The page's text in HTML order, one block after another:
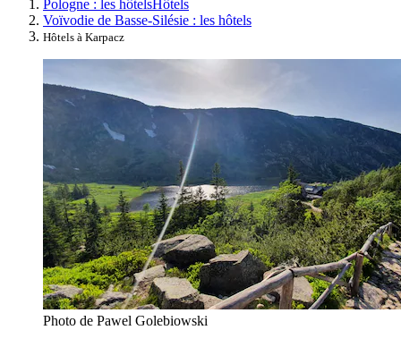
Pologne : les hôtelsHôtels
Voïvodie de Basse-Silésie : les hôtels
Hôtels à Karpacz
Photo de Pawel Golebiowski